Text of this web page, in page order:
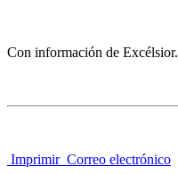
Con información de Excélsior.
Imprimir Correo electrónico